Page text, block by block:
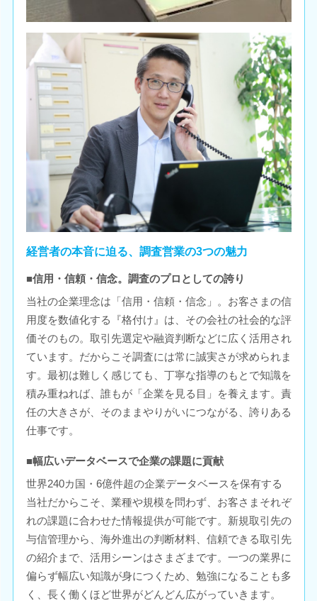
経営者の本音に迫る、調査営業の3つの魅力
■信用・信頼・信念。調査のプロとしての誇り
当社の企業理念は「信用・信頼・信念」。お客さまの信
用度を数値化する『格付け』は、その会社の社会的な評
価そのもの。取引先選定や融資判断などに広く活用され
ています。だからこそ調査には常に誠実さが求められま
す。最初は難しく感じても、丁寧な指導のもとで知識を
積み重ねれば、誰もが「企業を見る目」を養えます。責
任の大きさが、そのままやりがいにつながる、誇りある
仕事です。
■幅広いデータベースで企業の課題に貢献
世界240カ国・6億件超の企業データベースを保有する
当社だからこそ、業種や規模を問わず、お客さまそれぞ
れの課題に合わせた情報提供が可能です。新規取引先の
与信管理から、海外進出の判断材料、信頼できる取引先
の紹介まで、活用シーンはさまざまです。一つの業界に
偏らず幅広い知識が身につくため、勉強になることも多
く、長く働くほど世界がどんどん広がっていきます。